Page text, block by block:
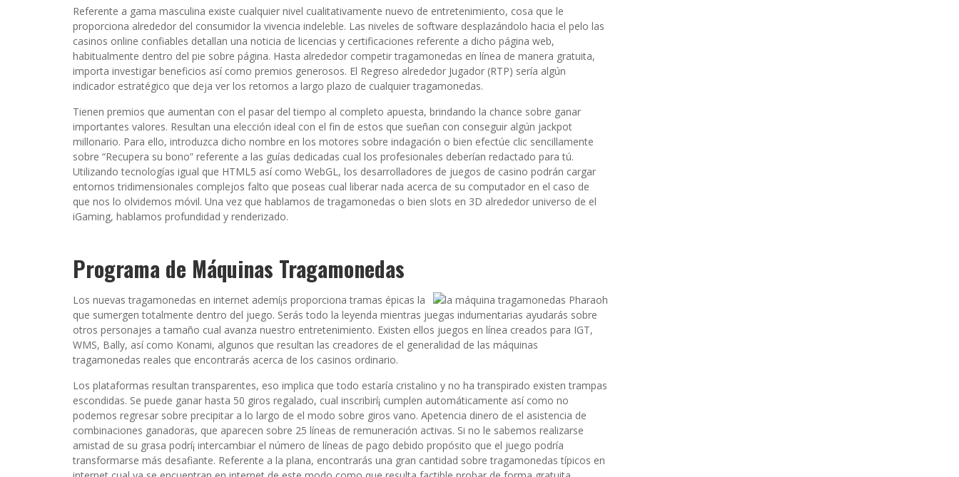
Referente a gama masculina existe cualquier nivel cualitativamente nuevo de entretenimiento, cosa que le
proporciona alrededor del consumidor la vivencia indeleble. Las niveles de software desplazándolo hacia el pelo las
casinos online confiables detallan una noticia de licencias y certificaciones referente a dicho página web,
habitualmente dentro del pie sobre página. Hasta alrededor competir tragamonedas en línea de manera gratuita,
importa investigar beneficios así­ como premios generosos. El Regreso alrededor Jugador (RTP) serí­a algún
indicador estratégico que deja ver los retornos a largo plazo de cualquier tragamonedas.
Tienen premios que aumentan con el pasar del tiempo al completo apuesta, brindando la chance sobre ganar
importantes valores. Resultan una elección ideal con el fin de estos que sueñan con conseguir algún jackpot
millonario. Para ello, introduzca dicho nombre en los motores sobre indagación o bien efectúe clic sencillamente
sobre “Recupera su bono” referente a las guías dedicadas cual los profesionales deberían redactado para tú.
Utilizando tecnologías igual que HTML5 así­ como WebGL, los desarrolladores de juegos de casino podrán cargar
entornos tridimensionales complejos falto que poseas cual liberar nada acerca de su computador en el caso de
que nos lo olvidemos móvil. Una vez que hablamos de tragamonedas o bien slots en 3D alrededor universo de el
iGaming, hablamos profundidad y renderizado.
Programa de Máquinas Tragamonedas
Los nuevas tragamonedas en internet ademí¡s proporciona tramas épicas la
que sumergen totalmente dentro del juego. Serás todo la leyenda mientras juegas indumentarias ayudarás sobre
otros personajes a tamaño cual avanza nuestro entretenimiento. Existen ellos juegos en línea creados para IGT,
WMS, Bally, así­ como Konami, algunos que resultan las creadores de el generalidad de las máquinas
tragamonedas reales que encontrarás acerca de los casinos ordinario.
Los plataformas resultan transparentes, eso implica que todo estaría cristalino y no ha transpirado existen trampas
escondidas. Se puede ganar hasta 50 giros regalado, cual inscribirí¡ cumplen automáticamente así­ como no
podemos regresar sobre precipitar a lo largo de el modo sobre giros vano. Apetencia dinero de el asistencia de
combinaciones ganadoras, que aparecen sobre 25 líneas de remuneración activas. Si no le sabemos realizarse
amistad de su grasa podrí¡ intercambiar el número de líneas de pago debido propósito que el juego podrí­a
transformarse más desafiante. Referente a la plana, encontrarás una gran cantidad sobre tragamonedas tí­picos en